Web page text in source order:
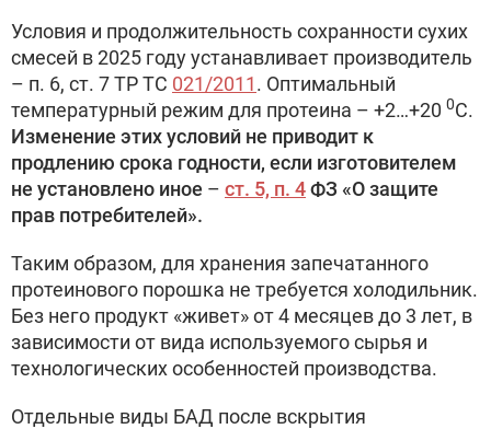
Условия и продолжительность сохранности сухих
смесей в 2025 году устанавливает производитель
– п. 6, ст. 7 ТР ТС 021/2011. Оптимальный
температурный режим для протеина – +2…+20 0С.
Изменение этих условий не приводит к
продлению срока годности, если изготовителем
не установлено иное – ст. 5, п. 4ФЗ «О защите
прав потребителей».
Таким образом, для хранения запечатанного
протеинового порошка не требуется холодильник.
Без него продукт «живет» от 4 месяцев до 3 лет, в
зависимости от вида используемого сырья и
технологических особенностей производства.
Отдельные виды БАД после вскрытия